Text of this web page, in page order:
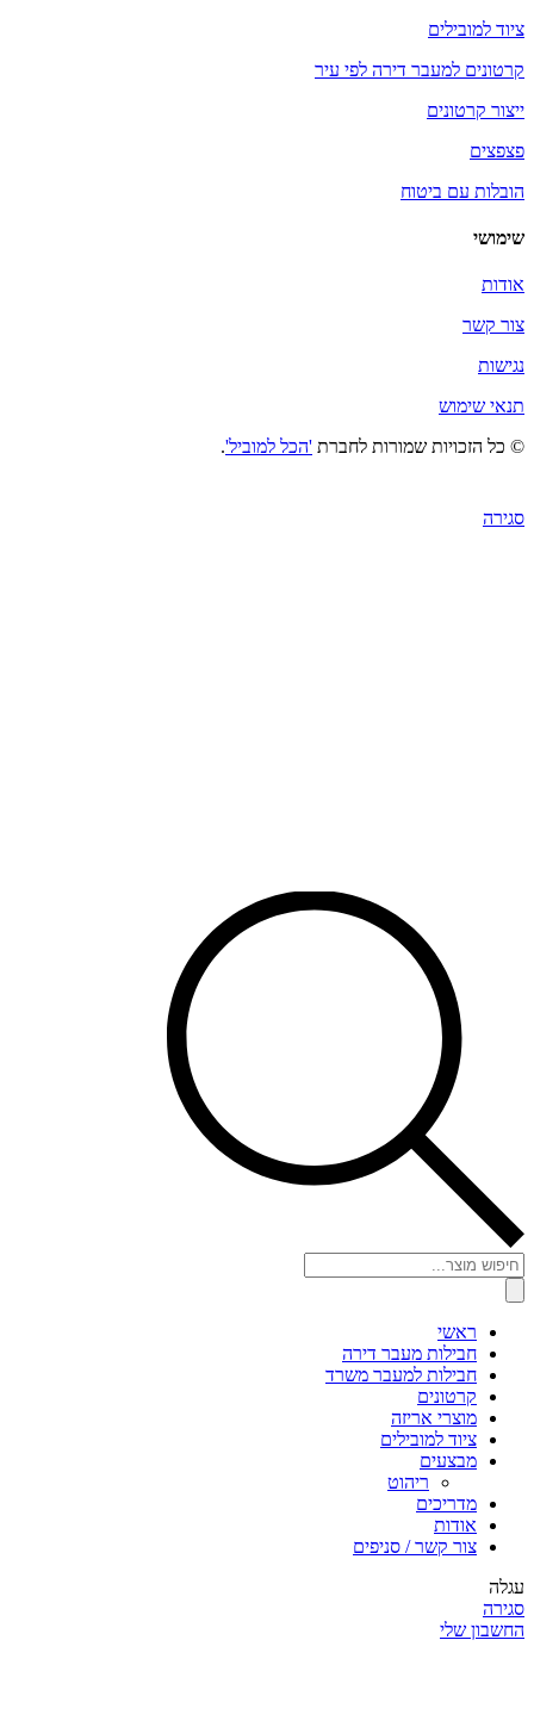
ציוד למובילים
קרטונים למעבר דירה לפי עיר
ייצור קרטונים
פצפצים
הובלות עם ביטוח
שימושי
אודות
צור קשר
נגישות
תנאי שימוש
© כל הזכויות שמורות לחברת 'הכל למוביל'.
סגירה
Products
search
ראשי
חבילות מעבר דירה
חבילות למעבר משרד
קרטונים
מוצרי אריזה
ציוד למובילים
מבצעים
ריהוט
מדריכים
אודות
צור קשר / סניפים
עגלה
סגירה
החשבון שלי